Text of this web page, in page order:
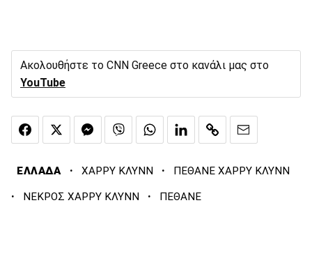
Ακολουθήστε το CNN Greece στο κανάλι μας στο
YouTube
ΕΛΛΑΔΑ · ΧΑΡΡΥ ΚΛΥΝΝ · ΠΕΘΑΝΕ ΧΑΡΡΥ ΚΛΥΝΝ
· ΝΕΚΡΟΣ ΧΑΡΡΥ ΚΛΥΝΝ · ΠΕΘΑΝΕ